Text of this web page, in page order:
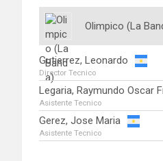
Olimpico (La
Gutierrez, Leonardo
Director Tecnico
Legaria, Raymundo Oscar
Asistente Tecnico
Gerez, Jose Maria
Asistente Tecnico